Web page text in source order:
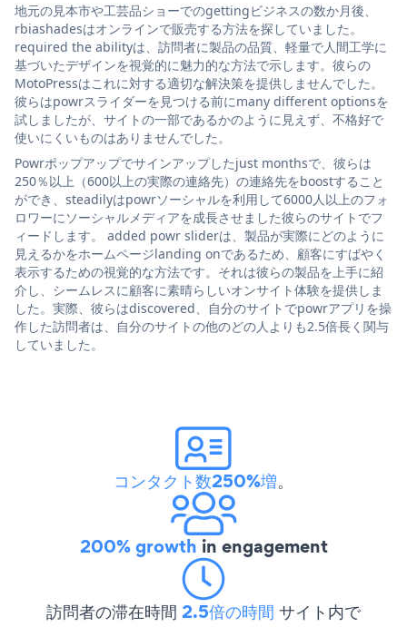
地元の見本市や工芸品ショーでのgettingビジネスの数か月後、
rbiashadesはオンラインで販売する方法を探していました。
required the abilityは、訪問者に製品の品質、軽量で人間工学に
基づいたデザインを視覚的に魅力的な方法で示します。彼らの
MotoPressはこれに対する適切な解決策を提供しませんでした。
彼らはpowrスライダーを見つける前にmany different optionsを
試しましたが、サイトの一部であるかのように見えず、不格好で
使いにくいものはありませんでした。
Powrポップアップでサインアップしたjust monthsで、彼らは
250％以上（600以上の実際の連絡先）の連絡先をboostすること
ができ、steadilyはpowrソーシャルを利用して6000人以上のフォ
ロワーにソーシャルメディアを成長させました彼らのサイトでフ
ィードします。 added powr sliderは、製品が実際にどのように
見えるかをホームページlanding onであるため、顧客にすばやく
表示するための視覚的な方法です。それは彼らの製品を上手に紹
介し、シームレスに顧客に素晴らしいオンサイト体験を提供しま
した。実際、彼らはdiscovered、自分のサイトでpowrアプリを操
作した訪問者は、自分のサイトの他のどの人よりも2.5倍長く関与
していました。
コンタクト数250%増。
200% growth in engagement
訪問者の滞在時間 2.5倍の時間 サイト内で